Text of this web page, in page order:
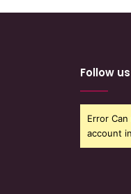
Follow us
Error
account